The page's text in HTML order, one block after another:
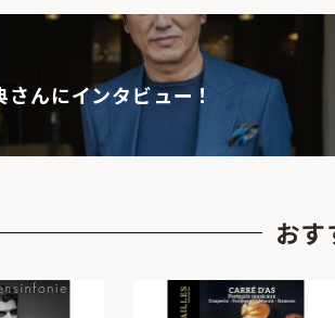
さんにインタビュー！
おす